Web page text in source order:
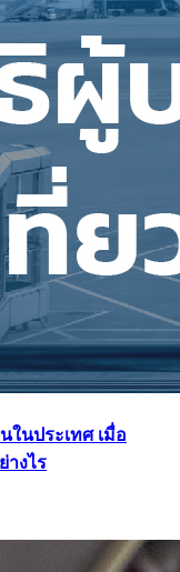
นประเทศ เมื่อ
างไร